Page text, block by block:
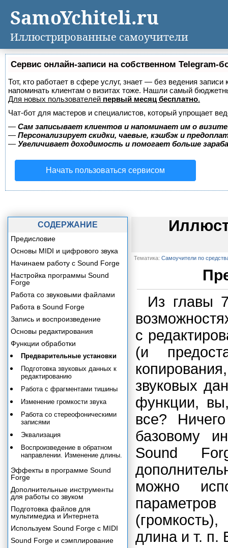
Сервис онлайн-записи на собственном Telegram-
Тот, кто работает в сфере услуг, знает — без ведения
напоминать клиентам о визитах тоже. Нашли самый
Для новых пользователей первый месяц бесплатно.
Чат-бот для мастеров и специалистов, который упрощает
— Сам записывает клиентов и напоминает им о
— Персонализирует скидки, чаевые, кэшбэк и
— Увеличивает доходимость и помогает больше
Начать пользоваться сервисом
Тематика: Самоучители по
Из главы
с
(и
звуковых
функции,
все?
базовому
Sound
можно
длина и т. п.
СОДЕРЖАНИЕ
Предисловие
Основы MIDI и цифрового звука
Начинаем работу с Sound Forge
Настройка программы Sound
Forge
Работа со звуковыми файлами
Работа в Sound Forge
Запись и воспроизведение
Основы редактирования
Функции обработки
Предварительные установки
Подготовка звуковых данных к
редактированию
Работа с фрагментами тишины
Изменение громкости звука
Работа со стереофоническими
записями
Эквализация
Воспроизведение в обратном
направлении. Изменение длины.
Эффекты в программе Sound
Forge
Дополнительные инструменты
для работы со звуком
Подготовка файлов для
мультимедиа и Интернета
Используем Sound Forge с MIDI
Sound Forge и сэмплирование
SamoYchiteli.ru
Иллюстрированные самоучители